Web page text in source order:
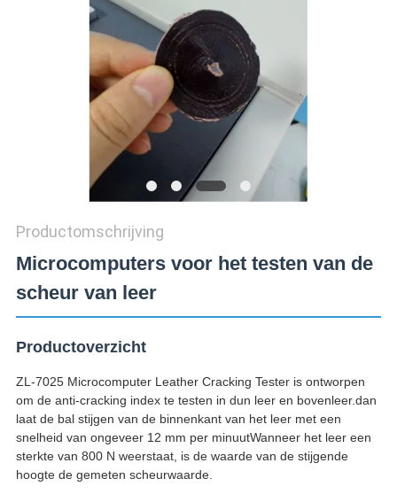
PRIVACY
Productomschrijving
Microcomputers voor het testen van de
scheur van leer
Productoverzicht
ZL-7025 Microcomputer Leather Cracking Tester is ontworpen
om de anti-cracking index te testen in dun leer en bovenleer.dan
laat de bal stijgen van de binnenkant van het leer met een
snelheid van ongeveer 12 mm per minuutWanneer het leer een
sterkte van 800 N weerstaat, is de waarde van de stijgende
hoogte de gemeten scheurwaarde.